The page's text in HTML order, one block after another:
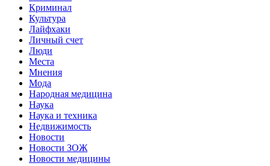
Криминал
Культура
Лайфхаки
Личный счет
Люди
Места
Мнения
Мода
Народная медицина
Наука
Наука и техника
Недвижимость
Новости
Новости ЗОЖ
Новости медицины